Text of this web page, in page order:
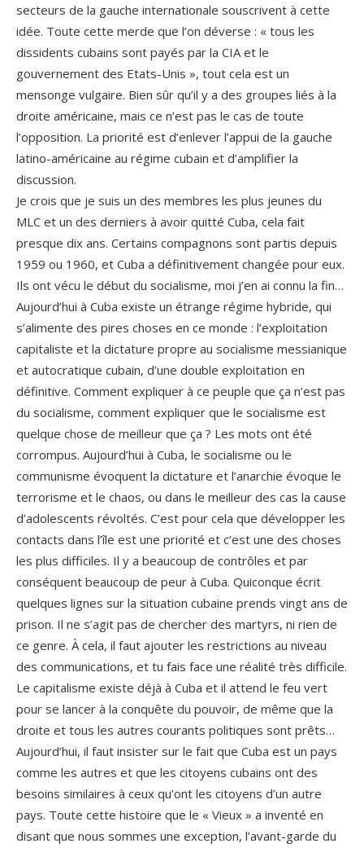
secteurs de la gauche internationale souscrivent à cette
idée. Toute cette merde que l’on déverse : « tous les
dissidents cubains sont payés par la CIA et le
gouvernement des Etats-Unis », tout cela est un
mensonge vulgaire. Bien sûr qu’il y a des groupes liés à la
droite américaine, mais ce n’est pas le cas de toute
l’opposition. La priorité est d’enlever l’appui de la gauche
latino-américaine au régime cubain et d’amplifier la
discussion.
Je crois que je suis un des membres les plus jeunes du
MLC et un des derniers à avoir quitté Cuba, cela fait
presque dix ans. Certains compagnons sont partis depuis
1959 ou 1960, et Cuba a définitivement changée pour eux.
Ils ont vécu le début du socialisme, moi j’en ai connu la fin…
Aujourd’hui à Cuba existe un étrange régime hybride, qui
s’alimente des pires choses en ce monde : l’exploitation
capitaliste et la dictature propre au socialisme messianique
et autocratique cubain, d’une double exploitation en
définitive. Comment expliquer à ce peuple que ça n’est pas
du socialisme, comment expliquer que le socialisme est
quelque chose de meilleur que ça ? Les mots ont été
corrompus. Aujourd’hui à Cuba, le socialisme ou le
communisme évoquent la dictature et l’anarchie évoque le
terrorisme et le chaos, ou dans le meilleur des cas la cause
d’adolescents révoltés. C’est pour cela que développer les
contacts dans l’île est une priorité et c’est une des choses
les plus difficiles. Il y a beaucoup de contrôles et par
conséquent beaucoup de peur à Cuba. Quiconque écrit
quelques lignes sur la situation cubaine prends vingt ans de
prison. Il ne s’agit pas de chercher des martyrs, ni rien de
ce genre. À cela, il faut ajouter les restrictions au niveau
des communications, et tu fais face une réalité très difficile.
Le capitalisme existe déjà à Cuba et il attend le feu vert
pour se lancer à la conquête du pouvoir, de même que la
droite et tous les autres courants politiques sont prêts…
Aujourd’hui, il faut insister sur le fait que Cuba est un pays
comme les autres et que les citoyens cubains ont des
besoins similaires à ceux qu’ont les citoyens d’un autre
pays. Toute cette histoire que le « Vieux » a inventé en
disant que nous sommes une exception, l’avant-garde du